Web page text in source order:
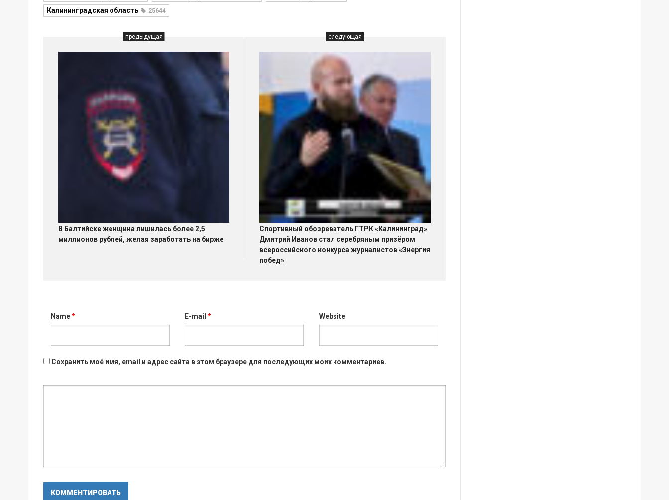
Калининградская область 25644
предыдущая
В Балтийске женщина лишилась более 2,5
миллионов рублей, желая заработать на бирже
следующая
Спортивный обозреватель ГТРК «Калининград»
Дмитрий Иванов стал серебряным призёром
всероссийского конкурса журналистов «Энергия
побед»
Name* E-mail* Website
Сохранить моё имя, email и адрес сайта в этом браузере для последующих моих комментариев.